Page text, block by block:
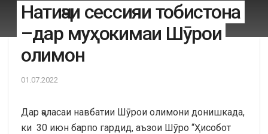
Натиҷаи сессияи тобистона
–дар муҳокимаи Шӯрои
олимон
01.07.2022
Дар ҷаласаи навбатии Шӯрои олимони донишкада,
ки 30 июн барпо гардид, аъзои Шӯро “Ҳисобот